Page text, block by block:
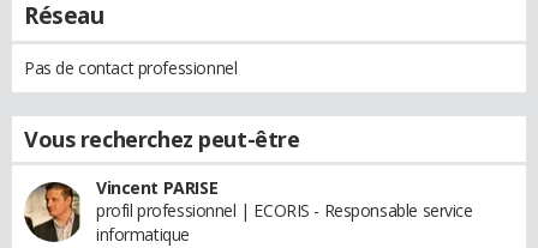
Réseau
Pas de contact professionnel
Vous recherchez peut-être
Vincent PARISE
profil professionnel | ECORIS - Responsable service
informatique